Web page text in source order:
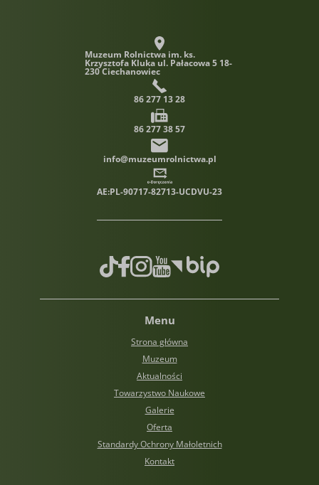
Muzeum Rolnictwa im. ks.
Krzysztofa Kluka ul. Pałacowa 5 18-
230 Ciechanowiec
86 277 13 28
86 277 38 57
info@muzeumrolnictwa.pl
AE:PL-90717-82713-UCDVU-23
TikTokFacebook
Instagram
Youtube
Biuletyn informacji
Menu
Strona główna
Muzeum
Aktualności
Towarzystwo Naukowe
Galerie
Oferta
Standardy Ochrony Małoletnich
Kontakt